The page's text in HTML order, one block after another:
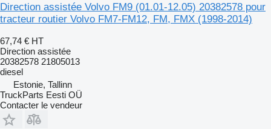
Direction assistée Volvo FM9 (01.01-12.05) 20382578 pour
tracteur routier Volvo FM7-FM12, FM, FMX (1998-2014)
67,74 € HT
Direction assistée
20382578 21805013
diesel
Estonie, Tallinn
TruckParts Eesti OÜ
Contacter le vendeur